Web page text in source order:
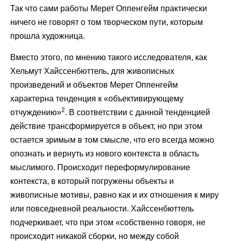
Так что сами работы Мерет Оппенгейм практически
ничего не говорят о том творческом пути, которым
прошла художница.
Вместо этого, по мнению такого исследователя, как
Хельмут Хайссенбюттель, для живописных
произведений и объектов Мерет Оппенгейм
характерна тенденция к «объективирующему
отчуждению»2. В соответствии с данной тенденцией
действие трансформируется в объект, но при этом
остается зримым в том смысле, что его всегда можно
опознать и вернуть из нового контекста в область
мыслимого. Происходит переформулирование
контекста, в который погружены объекты и
живописные мотивы, равно как и их отношения к миру
или повседневной реальности. Хайссенбюттель
подчеркивает, что при этом «собственно говоря, не
происходит никакой сборки, но между собой